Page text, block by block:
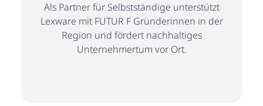
Als Partner für Selbstständige unterstützt
Lexware mit FUTUR F Gründerinnen in der
Region und fördert nachhaltiges
Unternehmertum vor Ort.